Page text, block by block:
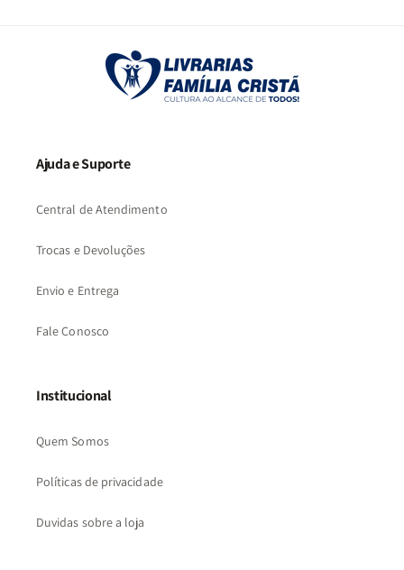
Ajuda e Suporte
Central de Atendimento
Trocas e Devoluções
Envio e Entrega
Fale Conosco
Institucional
Quem Somos
Políticas de privacidade
Duvidas sobre a loja